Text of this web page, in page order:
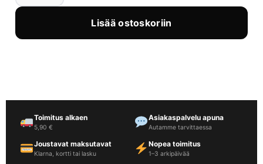
Lisää ostoskoriin
Toimitus alkaen
5,90 €
Asiakaspalvelu apuna
Autamme tarvittaessa
Joustavat maksutavat
Klarna, kortti tai lasku
Nopea toimitus
1–3 arkipäivää